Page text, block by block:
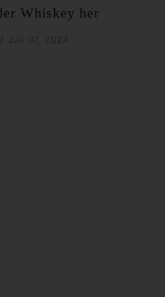
Whiskey her